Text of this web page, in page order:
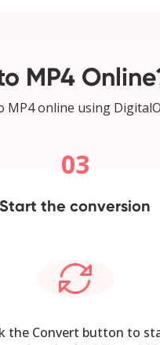
MP4
MP4 online using
03
Start the conversion
the Convert button to